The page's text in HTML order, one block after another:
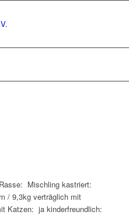
Mischling kastriert:
/ 9,3kg verträglich mit
Katzen: ja kinderfreundlich: